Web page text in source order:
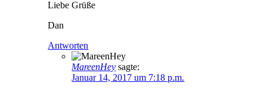
Liebe Grüße
Dan
Antworten
MareenHey sagte:
Januar 14, 2017 um 7:18 p.m.